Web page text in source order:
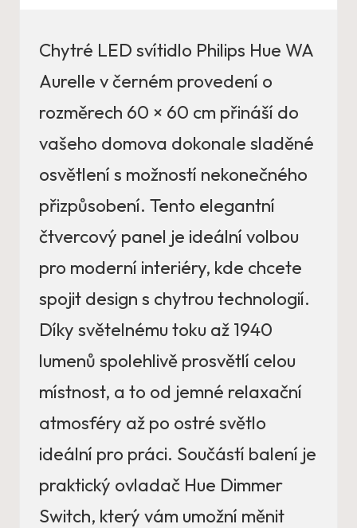
Chytré LED svítidlo Philips Hue WA
Aurelle v černém provedení o
rozměrech 60 × 60 cm přináší do
vašeho domova dokonale sladěné
osvětlení s možností nekonečného
přizpůsobení. Tento elegantní
čtvercový panel je ideální volbou
pro moderní interiéry, kde chcete
spojit design s chytrou technologií.
Díky světelnému toku až 1940
lumenů spolehlivě prosvětlí celou
místnost, a to od jemné relaxační
atmosféry až po ostré světlo
ideální pro práci. Součástí balení je
praktický ovladač Hue Dimmer
Switch, který vám umožní měnit